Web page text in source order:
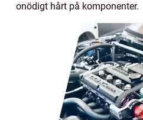
onödigt hårt på komponenter.